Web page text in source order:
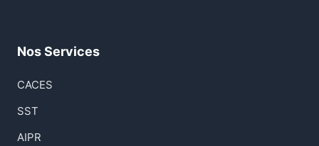
Nos Services
CACES
SST
AIPR